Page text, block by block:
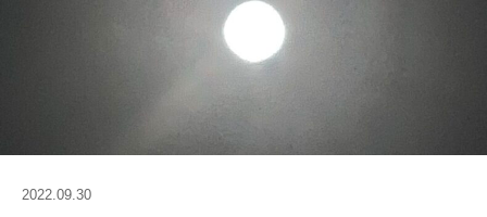
2022.09.30